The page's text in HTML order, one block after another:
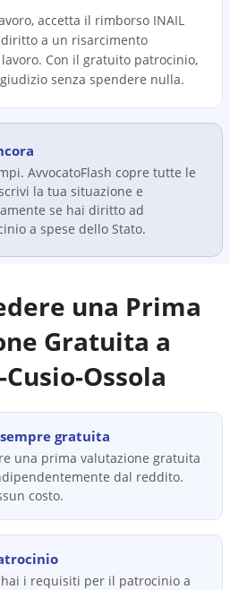
accetta il rimborso INAIL
diritto a un risarcimento
Con il gratuito patrocinio,
senza spendere nulla.
AvvocatoFlash copre tutte le
la tua situazione e
se hai diritto ad
a spese dello Stato.
una Prima
Gratuita a
Ossola
gratuita
una prima valutazione gratuita
dal reddito.
costo.
hai i requisiti per il patrocinio a